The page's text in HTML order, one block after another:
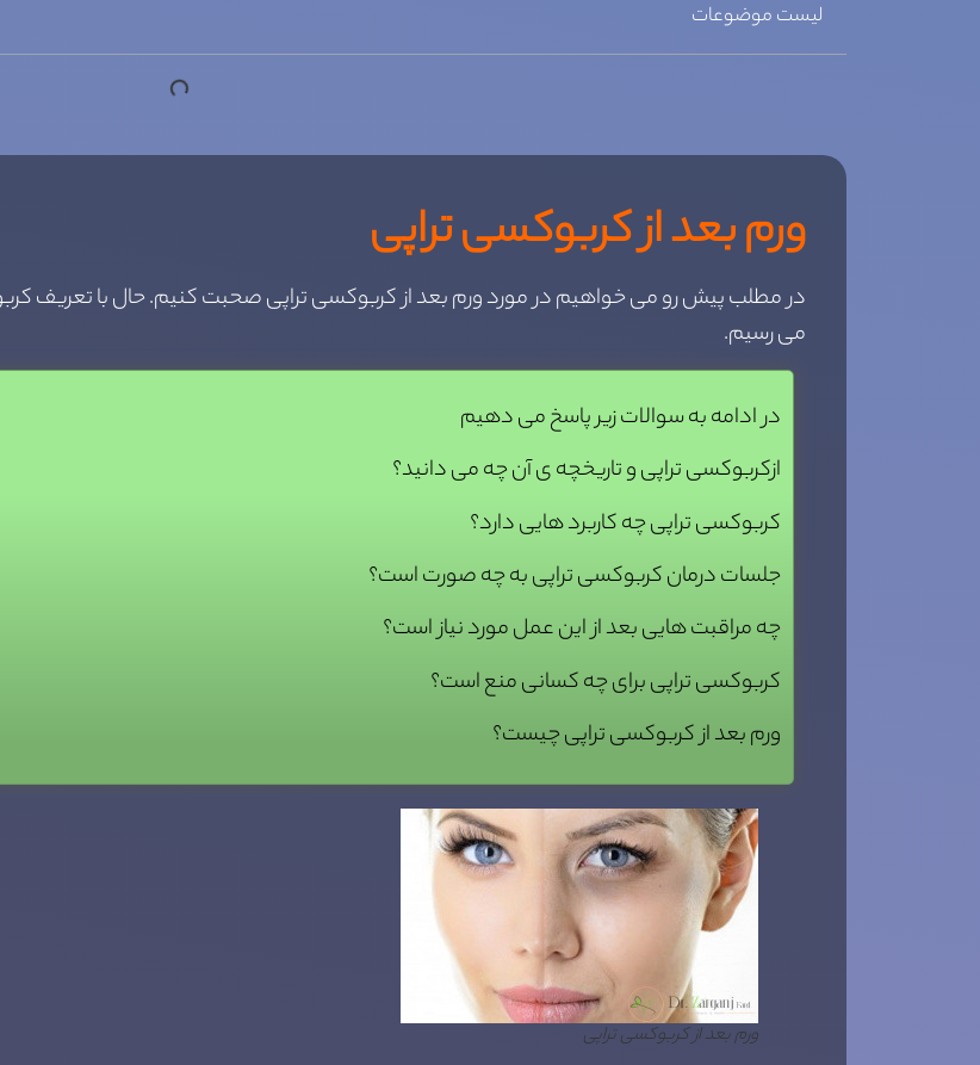
لیست موضوعات
ورم بعد از کربوکسی تراپی
در مطلب پیش رو می خواهیم در مورد ورم بعد از کربوکسی تراپی صحبت کنیم. حال با تعریف
می رسیم.
در ادامه به سوالات زیر پاسخ می دهیم
ازکربوکسی تراپی و تاریخچه ی آن چه می دانید؟
کربوکسی تراپی چه کاربرد هایی دارد؟
جلسات درمان کربوکسی تراپی به چه صورت است؟
چه مراقبت هایی بعد از این عمل مورد نیاز است؟
کربوکسی تراپی برای چه کسانی منع است؟
ورم بعد از کربوکسی تراپی چیست؟
ورم بعد از کربوکسی تراپی